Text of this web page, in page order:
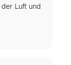
Luft und